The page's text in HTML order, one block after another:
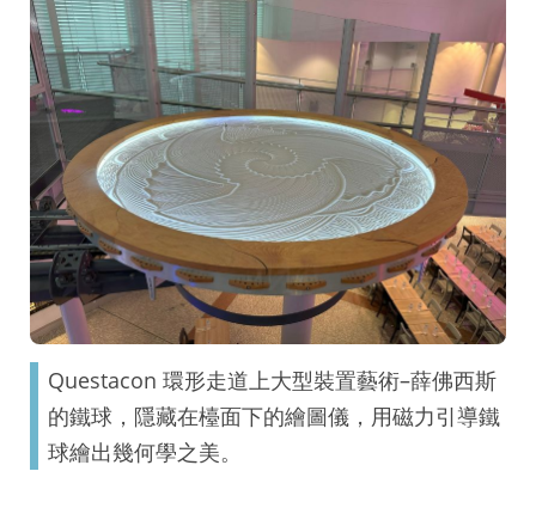
Questacon 環形走道上大型裝置藝術–薛佛西斯
的鐵球，隱藏在檯面下的繪圖儀，用磁力引導鐵
球繪出幾何學之美。